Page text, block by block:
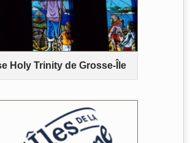
Holy Trinity de Grosse-Île